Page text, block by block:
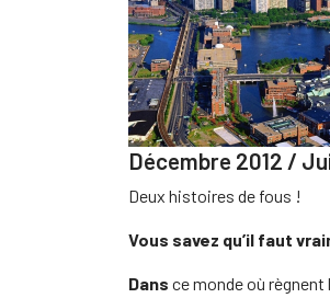
Décembre 2012 /
Deux histoires de fous !
Vous savez qu’il faut
Dans ce monde où règnent